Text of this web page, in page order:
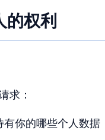
的权利
求：
有你的哪些个人数据